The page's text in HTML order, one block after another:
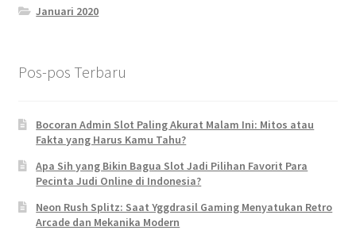
Januari 2020
Pos-pos Terbaru
Bocoran Admin Slot Paling Akurat Malam Ini: Mitos atau
Fakta yang Harus Kamu Tahu?
Apa Sih yang Bikin Bagua Slot Jadi Pilihan Favorit Para
Pecinta Judi Online di Indonesia?
Neon Rush Splitz: Saat Yggdrasil Gaming Menyatukan Retro
Arcade dan Mekanika Modern